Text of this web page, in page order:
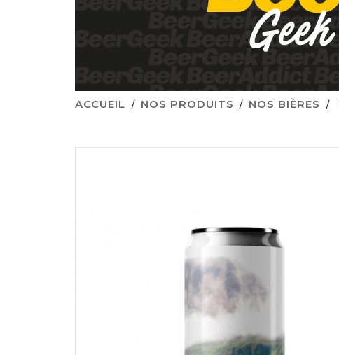
ACCUEIL NOS PRODUITS NOS BIÈRES